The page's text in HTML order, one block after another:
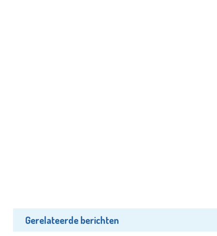
Gerelateerde berichten